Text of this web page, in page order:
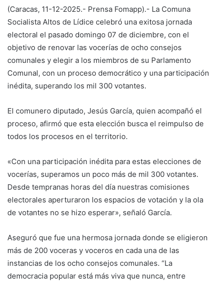
(Caracas, 11-12-2025.- Prensa Fomapp).- La Comuna
Socialista Altos de Lídice celebró una exitosa jornada
electoral el pasado domingo 07 de diciembre, con el
objetivo de renovar las vocerías de ocho consejos
comunales y elegir a los miembros de su Parlamento
Comunal, con un proceso democrático y una participación
inédita, superando los mil 300 votantes.
El comunero diputado, Jesús García, quien acompañó el
proceso, afirmó que esta elección busca el reimpulso de
todos los procesos en el territorio.
«Con una participación inédita para estas elecciones de
vocerías, superamos un poco más de mil 300 votantes.
Desde tempranas horas del día nuestras comisiones
electorales aperturaron los espacios de votación y la ola
de votantes no se hizo esperar», señaló García.
Aseguró que fue una hermosa jornada donde se eligieron
más de 200 voceras y voceros en cada una de las
instancias de los ocho consejos comunales. “La
democracia popular está más viva que nunca, entre